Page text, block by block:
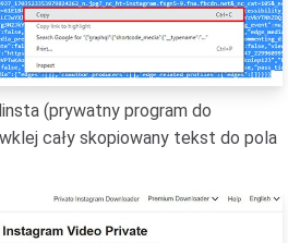
(prywatny program do
cały skopiowany tekst do pola